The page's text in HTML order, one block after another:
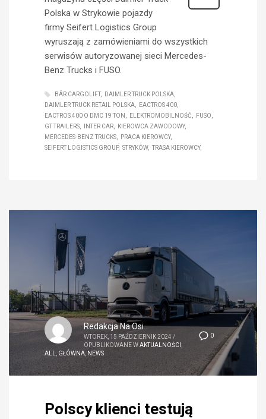
Polska w Strykowie pojazdy
firmy Seifert Logistics Group
wyruszają z zamówieniami do wszystkich
serwisów autoryzowanej sieci Mercedes-
Benz Trucks i FUSO.
BÄR CARGOLIFT
DAIMLER TRUCK POLSKA
DAIMLER TRUCK RETAIL POLSKA
EACTROS 400
EACTROS 400 O DMC 19 TON
ELEKTROMOBILNOŚĆ
FUSO
GT TRAILERS
INTER CAR
KIEROWCA ZAWODOWY
MERCEDES-BENZ TRUCKS
PRACA KIEROWCY
SEIFERT LOGISTICS GROUP
STRYKÓW TRASA KIEROWCY
0
Redakcja Na Osi
WTOREK, 15 PAŹDZIERNIK 2024 /
OPUBLIKOWANE WAKTUALNOŚCI ,
ALL, GŁÓWNA, NEWS
Polscy klienci testują